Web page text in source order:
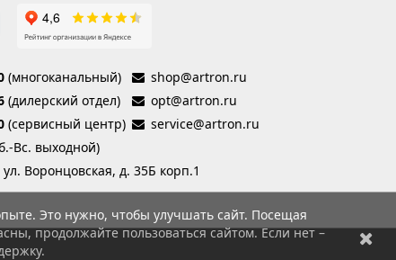
(многоканальный)
shop@artron.ru
(дилерский отдел)
opt@artron.ru
(сервисный центр)
service@artron.ru
Вс. выходной)
Воронцовская, д. 35Б корп.1
Это нужно, чтобы улучшать сайт. Посещая
продолжайте пользоваться сайтом. Если нет –